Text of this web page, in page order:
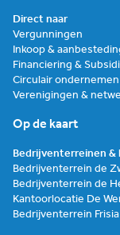
Direct naar
Vergunningen
Inkoop &
Financiering &
Circulair ondernemen
Verenigingen &
Op de kaart
Bedrijventerreinen &
Bedrijventerrein de
Bedrijventerrein de
Kantoorlocatie De
Bedrijventerrein Frisia